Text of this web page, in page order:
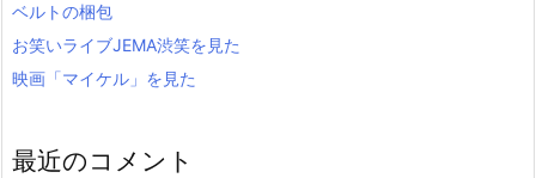
ベルトの梱包
お笑いライブJEMA渋笑を見た
映画「マイケル」を見た
最近のコメント